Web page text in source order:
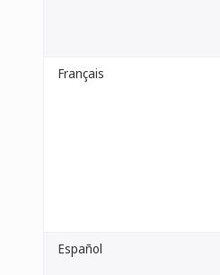
Français
Español